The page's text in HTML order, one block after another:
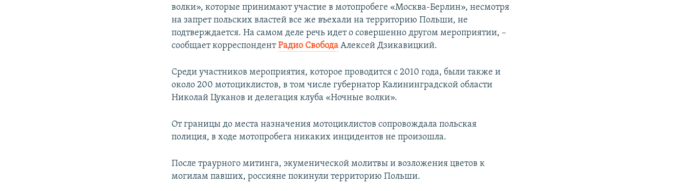
волки», которые принимают участие в мотопробеге «Москва-Берлин», несмотря
на запрет польских властей все же въехали на территорию Польши, не
подтверждается. На самом деле речь идет о совершенно другом мероприятии, –
сообщает корреспондентРадио Свобода Алексей Дзикавицкий.
Среди участников мероприятия, которое проводится с 2010 года, были также и
около 200 мотоциклистов, в том числе губернатор Калининградской области
Николай Цуканов и делегация клуба «Ночные волки».
От границы до места назначения мотоциклистов сопровождала польская
полиция, в ходе мотопробега никаких инцидентов не произошла.
После траурного митинга, экуменической молитвы и возложения цветов к
могилам павших, россияне покинули территорию Польши.